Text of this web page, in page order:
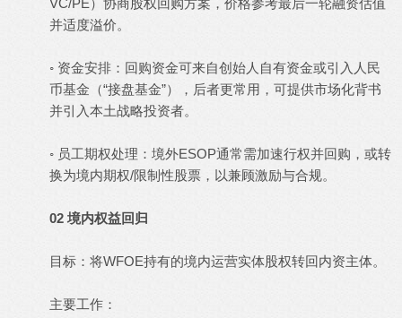
VC/PE）协商股权回购方案，价格参考最后一轮融资估值
并适度溢价。
◦ 资金安排：回购资金可来自创始人自有资金或引入人民
币基金（“接盘基金”），后者更常用，可提供市场化背书
并引入本土战略投资者。
◦ 员工期权处理：境外ESOP通常需加速行权并回购，或转
换为境内期权/限制性股票，以兼顾激励与合规。
02 境内权益回归
目标：将WFOE持有的境内运营实体股权转回内资主体。
主要工作：